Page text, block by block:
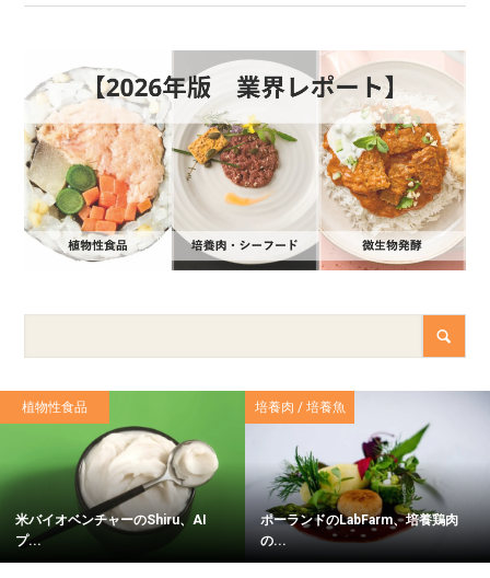
植物性食品
米バイオベンチャーのShiru、AI
プ...
培養肉 / 培養魚
ポーランドのLabFarm、培養鶏肉
の...